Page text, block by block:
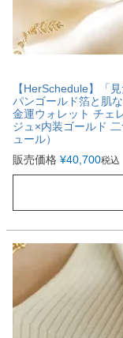
【HerSchedule】「
パンゴールド箔と肌
金運ウォレット チェ
ジュ×内装ゴールド
ュール）
販売価格 ¥40,700税込